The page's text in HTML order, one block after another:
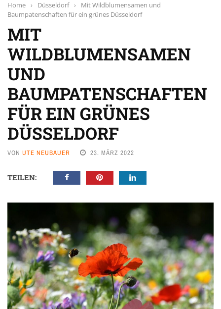
Home › Düsseldorf ›
Mit Wildblumensamen und
Baumpatenschaften für ein grünes Düsseldorf
MIT
WILDBLUMENSAMEN
UND
BAUMPATENSCHAFTEN
FÜR EIN GRÜNES
DÜSSELDORF
VON UTE NEUBAUER 23. MÄRZ 2022
TEILEN: